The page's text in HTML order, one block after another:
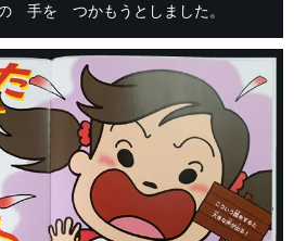
手を つかもうとしました。